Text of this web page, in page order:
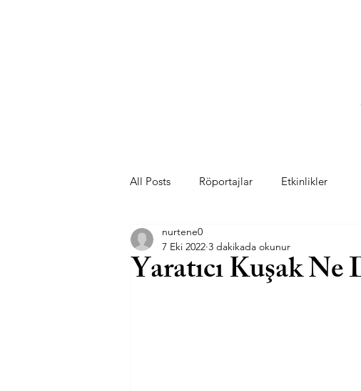
/
All Posts Röportajlar Etkinlikler
Yaratıcı Kuşak Ne
nurtene0
7 Eki 2022 3 dakikada okunur